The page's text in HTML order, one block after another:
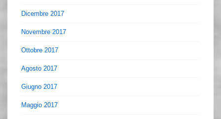
Dicembre 2017
Novembre 2017
Ottobre 2017
Agosto 2017
Giugno 2017
Maggio 2017